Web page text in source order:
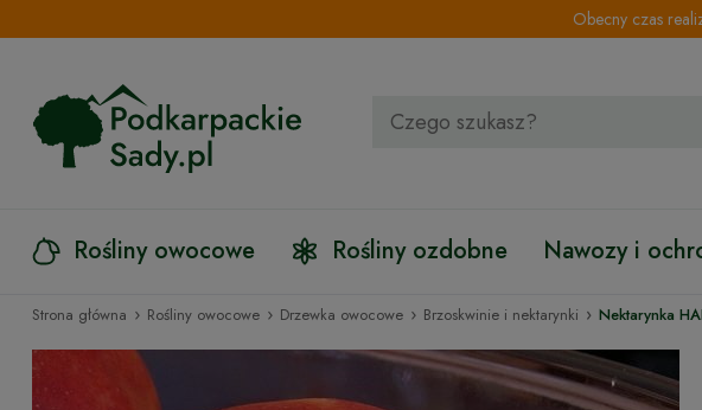
Obecny czas
Rośliny owocowe Rośliny ozdobne Nawozy i
Strona główna › Rośliny owocowe › Drzewka owocowe › Brzoskwinie i nektarynki › Nektarynka